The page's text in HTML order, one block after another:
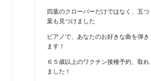
四葉のクローバーだけではなく、五つ
葉も見つけました
ピアノで、あなたのお好きな曲を弾き
ます！
６５歳以上のワクチン接種予約、取れ
ました！